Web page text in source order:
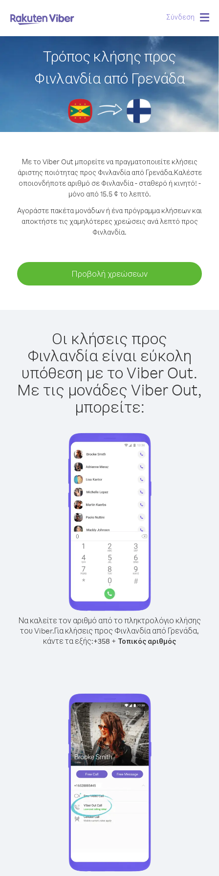
Σύνδεση
Τρόπος κλήσης προς
Φινλανδία από Γρενάδα
Με το Viber Out μπορείτε να πραγματοποιείτε κλήσεις
άριστης ποιότητας προς Φινλανδία από Γρενάδα.Καλέστε
οποιονδήποτε αριθμό σε Φινλανδία - σταθερό ή κινητό! -
μόνο από 15.5 ¢ το λεπτό.
Αγοράστε πακέτα μονάδων ή ένα πρόγραμμα κλήσεων και
αποκτήστε τις χαμηλότερες χρεώσεις ανά λεπτό προς
Φινλανδία.
Προβολή χρεώσεων
Οι κλήσεις προς
Φινλανδία είναι εύκολη
υπόθεση με το Viber Out.
Με τις μονάδες Viber Out,
μπορείτε:
Να καλείτε τον αριθμό από το πληκτρολόγιο κλήσης
του Viber.Για κλήσεις προς Φινλανδία από Γρενάδα,
κάντε τα εξής:+358 + Τοπικός αριθμός